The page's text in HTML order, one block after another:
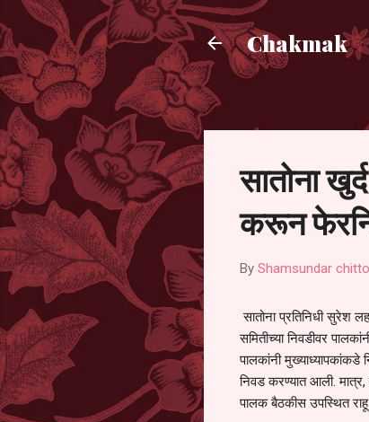
Chakmak
सातोना
करून
By Shamsundar
सातोना प्रतिनिधी सुरेश
समितीच्या निवडीवर
पालकांनी
निवड करण्यात आली.
पालक बैठकीस उपस्थित राहू